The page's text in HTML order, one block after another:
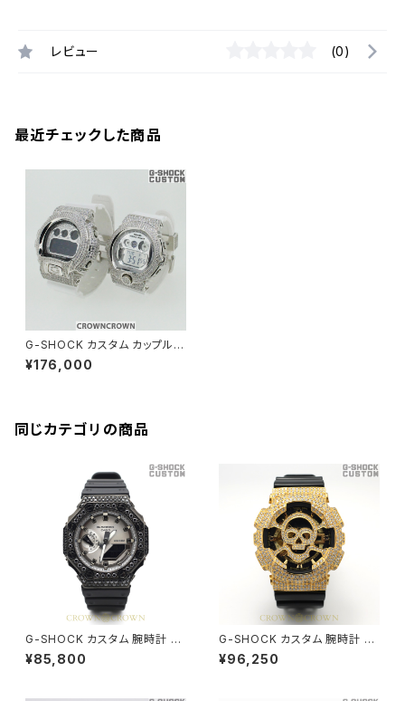
レビュー (0)
最近チェックした商品
G-SHOCK カスタム カップル
腕時計 DW6900-NB7 BG69
00-7
¥176,000
同じカテゴリの商品
G-SHOCK カスタム 腕時計 カ
シオーク GA-2100SB-1A GA2
100-035
¥85,800
G-SHOCK カスタム 腕時計 G
A110 GB-1 GA110-086
¥96,250